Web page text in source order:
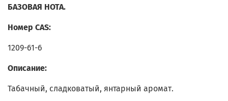
БАЗОВАЯ НОТА.
Номер CAS:
1209-61-6
Описание:
Табачный, сладковатый, янтарный аромат.